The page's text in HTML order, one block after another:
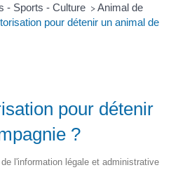
- Sports - Culture > Animal de
pour détenir un animal de
pour détenir
?
l'information légale et administrative